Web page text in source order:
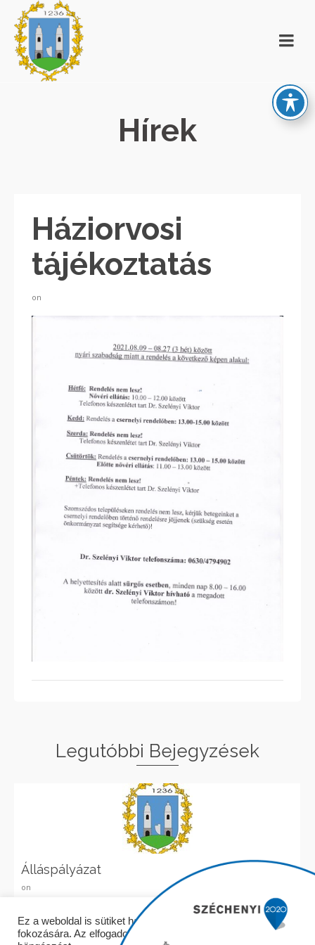
Hírek
Háziorvosi
tájékoztatás
on
Legutóbbi Bejegyzések
Álláspályázat
on
Ez a weboldal is sütiket használ a felhasználói élmény
fokozására. Az elfogadom gombra kattintva folytathatja a